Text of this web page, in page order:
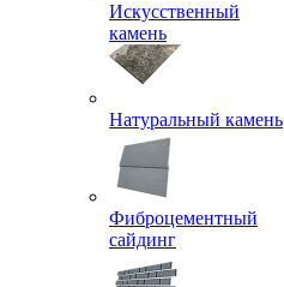
Искусственный
камень
Натуральный камень
Фиброцементный
сайдинг